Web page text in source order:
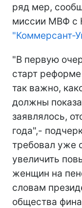
ряд мер,
миссии МВФ с
"Коммерсант-
"В первую
старт
так важно,
должны
заявлялось,
года",-
требовал уже
увеличить
женщин на
словам
общества